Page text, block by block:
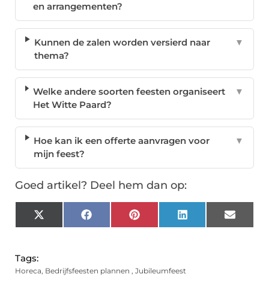
en arrangementen?
Kunnen de zalen worden versierd naar
thema?
▼
Welke andere soorten feesten organiseert
Het Witte Paard?
▼
Hoe kan ik een offerte aanvragen voor
mijn feest?
▼
Goed artikel? Deel hem dan op:
X
(Twitter)
FacebookPinterest LinkedIn Email
Tags:
Horeca, Bedrijfsfeesten plannen , Jubileumfeest